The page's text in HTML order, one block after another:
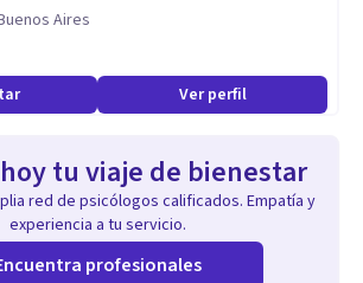
Aires
Ver perfil
tu viaje de bienestar
red de psicólogos calificados. Empatía y
experiencia a tu servicio.
profesionales